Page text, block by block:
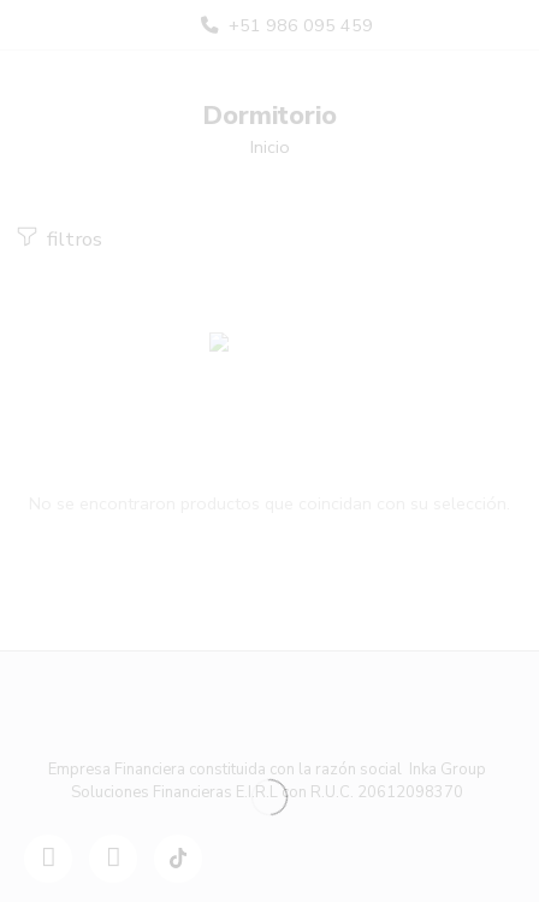
+51 986 095 459
Dormitorio
Inicio
filtros
Empresa Financiera constituida con la razón social Inka Group
Soluciones Financieras E.I.R.L con R.U.C. 20612098370